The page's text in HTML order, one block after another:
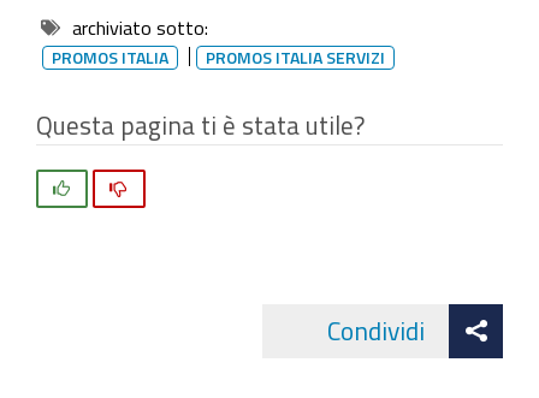
archiviato sotto:
PROMOS ITALIA PROMOS ITALIA SERVIZI
Questa pagina ti è stata utile?
Condividi